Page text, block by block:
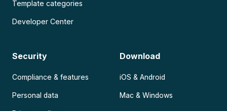
Template categories
Developer Center
Security
Compliance & features
Personal data
Download
iOS & Android
Mac & Windows